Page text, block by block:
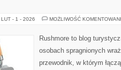
LUT - 1 - 2026 MOŻLIWOŚĆ
Rushmore to blog
osobach spragnionych
przewodnik, w którym